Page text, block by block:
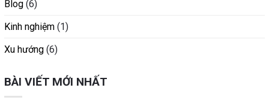
Blog (6)
Kinh nghiệm (1)
Xu hướng (6)
BÀI VIẾT MỚI NHẤT